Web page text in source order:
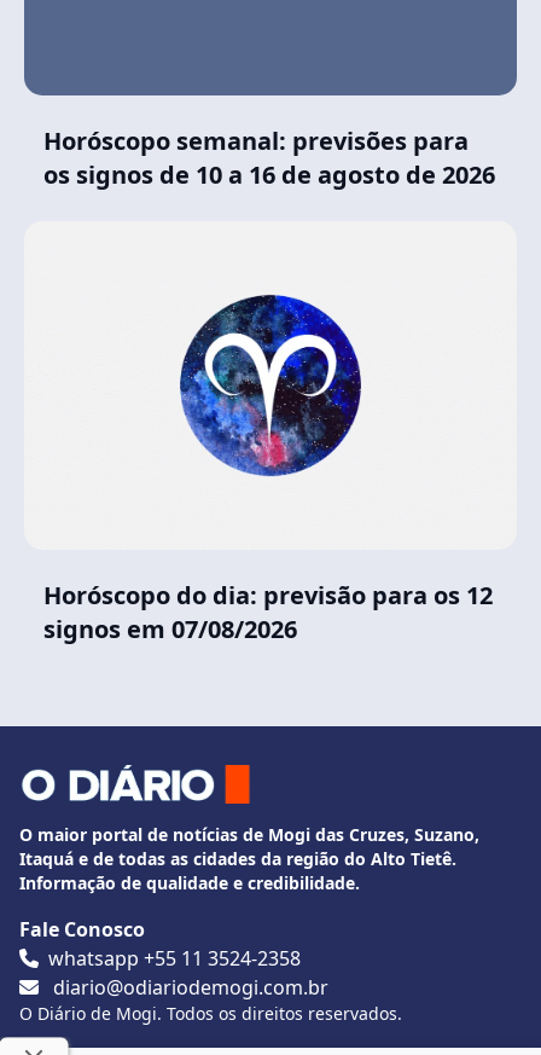
Horóscopo semanal: previsões para
os signos de 10 a 16 de agosto de 2026
Horóscopo do dia: previsão para os 12
signos em 07/08/2026
O maior portal de notícias de Mogi das Cruzes, Suzano,
Itaquá e de todas as cidades da região do Alto Tietê.
Informação de qualidade e credibilidade.
Fale Conosco
whatsapp +55 11 3524-2358
diario@odiariodemogi.com.br
O Diário de Mogi. Todos os direitos reservados.